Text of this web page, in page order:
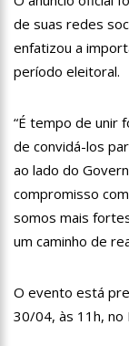
“Me sentia
12:34 Negociação
12:21
VÍDEO:
12:15 Produtor
12:09
11:53
de suas redes
enfatizou a
período eleitoral.
“É tempo de unir
de convidá-los
ao lado do
compromisso
somos mais
um caminho de
O evento está
30/04, às 11h, no